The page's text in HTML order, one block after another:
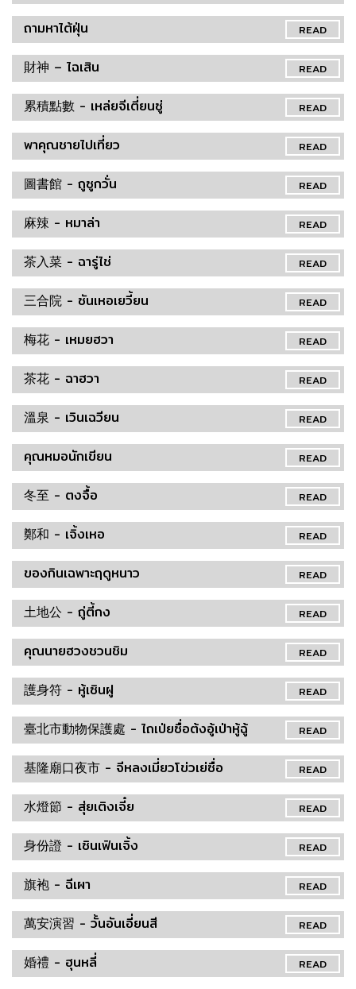
READ
ถามหาไต้ฝุ่น
READ
財神 – ไฉเสิน
READ
累積點數 - เหล่ยจีเตี่ยนซู่
READ
พาคุณชายไปเที่ยว
READ
圖書館 - ถูซูกวั่น
READ
麻辣 - หมาล่า
READ
茶入菜 - ฉารู่ไช่
READ
三合院 - ซันเหอเยวี้ยน
READ
梅花 - เหมยฮวา
READ
茶花 - ฉาฮวา
READ
溫泉 - เวินเฉวียน
READ
คุณหมอนักเขียน
READ
冬至 - ตงจื้อ
READ
鄭和 - เจิ้งเหอ
READ
ของกินเฉพาะฤดูหนาว
READ
土地公 - ถู่ตี้กง
READ
คุณนายฮวงชวนชิม
READ
護身符 - หู้เซินฝู
READ
臺北市動物保護處 - ไถเป่ยซื่อต้งอู้เป่าหู้ฉู้
READ
基隆廟口夜市 - จีหลงเมี่ยวโข่วเย่ซื่อ
READ
水燈節 - สุ่ยเติงเจี๋ย
READ
身份證 - เซินเฟินเจิ้ง
READ
旗袍 - ฉีเผา
READ
萬安演習 - วั้นอันเอี่ยนสี
READ
婚禮 - ฮุนหลี่